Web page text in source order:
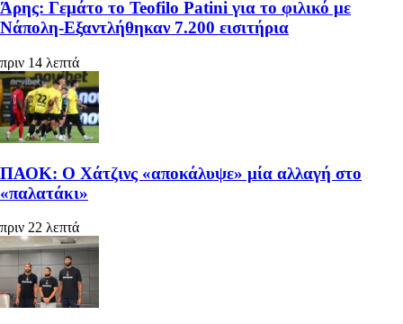
Άρης: Γεμάτο το Teofilo Patini για το φιλικό με
Νάπολη-Εξαντλήθηκαν 7.200 εισιτήρια
πριν 14 λεπτά
ΠΑΟΚ: Ο Χάτζινς «αποκάλυψε» μία αλλαγή στο
«παλατάκι»
πριν 22 λεπτά